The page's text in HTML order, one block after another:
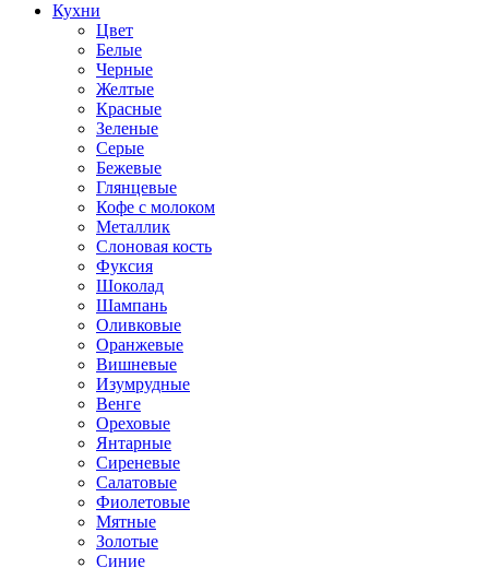
Кухни
Цвет
Белые
Черные
Желтые
Красные
Зеленые
Серые
Бежевые
Глянцевые
Кофе с молоком
Металлик
Слоновая кость
Фуксия
Шоколад
Шампань
Оливковые
Оранжевые
Вишневые
Изумрудные
Венге
Ореховые
Янтарные
Сиреневые
Салатовые
Фиолетовые
Мятные
Золотые
Синие